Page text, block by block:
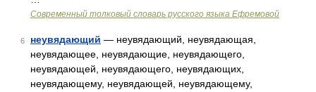
Современный толковый словарь русского языка Ефремовой
6 неувядающий — неувядающий, неувядающая,
неувядающее, неувядающие, неувядающего,
неувядающей, неувядающего, неувядающих,
неувядающему, неувядающей, неувядающему,